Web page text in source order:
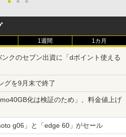
1週間 1カ月
クのセブン出資に「dポイント使える
グを9月末で終了
化は検証のため」、料金値上げ
g06」と「edge 60」がセール